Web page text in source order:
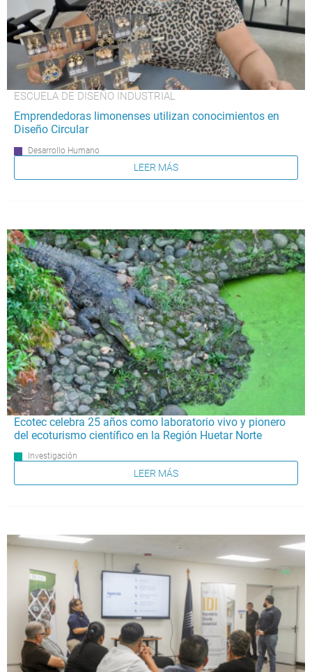
ESCUELA DE DISEÑO INDUSTRIAL
Emprendedoras limonenses utilizan conocimientos en
Diseño Circular
Desarrollo Humano
LEER MÁS
Ecotec celebra 25 años como laboratorio vivo y pionero
del ecoturismo científico en la Región Huetar Norte
Investigación
LEER MÁS